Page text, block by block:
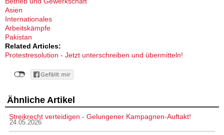
Asien
Internationales
Arbeitskämpfe
Pakistan
Related Articles:
Protestresolution - Jetzt unterschreiben und übermitteln!
Ähnliche Artikel
Streikrecht verteidigen - Gelungener Kampagnen-Auftakt!
24.05.2026